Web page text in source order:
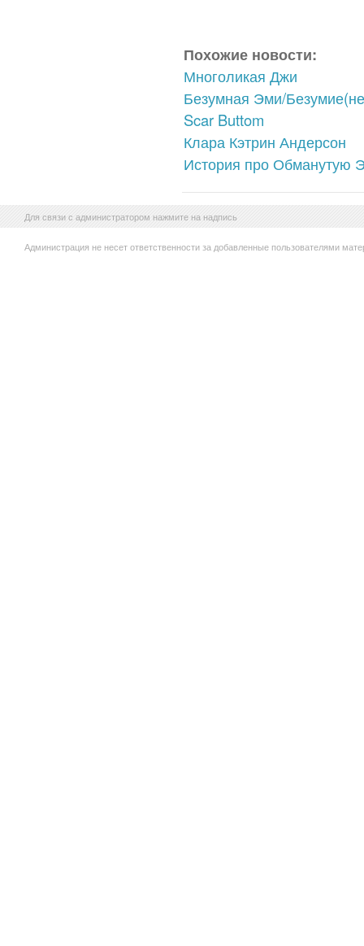
Похожие новости:
Многоликая Джи
Безумная Эми/
Scar Buttom
Клара Кэтрин Андерсон
История про Обманутую
Для связи с администратором нажмите на надпись
Администрация не несет ответственности за добавленные пользователями